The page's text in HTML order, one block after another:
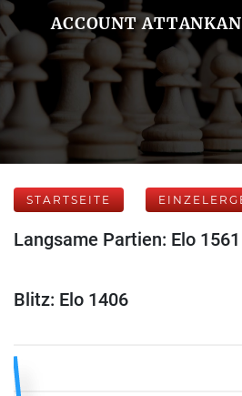
ACCOUNT
STARTSEITE
Langsame Partien: Elo 1561
Blitz: Elo 1406